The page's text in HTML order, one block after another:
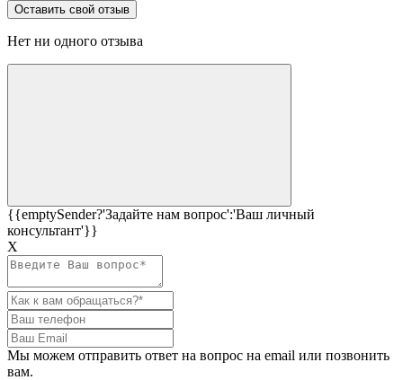
Нет ни одного отзыва
{{emptySender?'Задайте нам вопрос':'Ваш личный
консультант'}}
Х
Мы можем отправить ответ на вопрос на email или позвонить
вам.